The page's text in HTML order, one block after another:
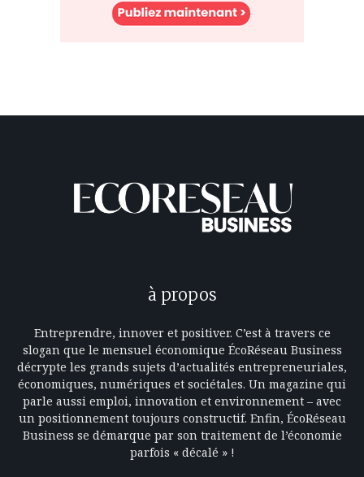
à propos
Entreprendre, innover et positiver. C’est à travers ce
slogan que le mensuel économique ÉcoRéseau Business
décrypte les grands sujets d’actualités entrepreneuriales,
économiques, numériques et sociétales. Un magazine qui
parle aussi emploi, innovation et environnement – avec
un positionnement toujours constructif. Enfin, ÉcoRéseau
Business se démarque par son traitement de l’économie
parfois « décalé » !